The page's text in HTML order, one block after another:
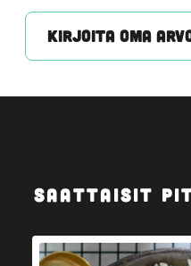
KIRJOITA OMA
SAATTAISIT